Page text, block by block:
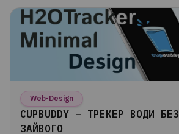
Web-Design
CUPBUDDY – ТРЕКЕР ВОДИ БЕЗ
ЗАЙВОГО